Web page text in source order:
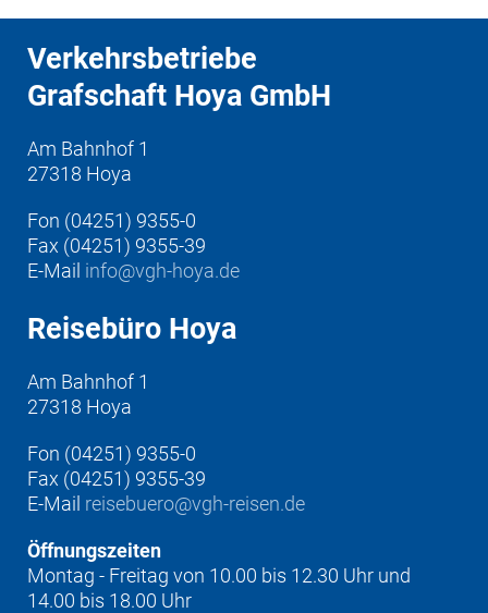
Verkehrsbetriebe
Grafschaft Hoya GmbH
Am Bahnhof 1
27318 Hoya
Fon (04251) 9355-0
Fax (04251) 9355-39
E-Mail info@vgh-hoya.de
Reisebüro Hoya
Am Bahnhof 1
27318 Hoya
Fon (04251) 9355-0
Fax (04251) 9355-39
E-Mail reisebuero@vgh-reisen.de
Öffnungszeiten
Montag - Freitag von 10.00 bis 12.30 Uhr und
14.00 bis 18.00 Uhr